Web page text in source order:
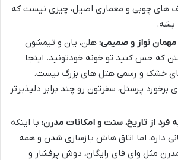
های چوبی و معماری اصیل، چیزی نیست که
بشه.
مهمان نواز و صمیمی: هلن، یان و تیمشون
که حس کنید تو خونه خودتونید. اینجا
خشک و رسمی هتل های بزرگ نیست.
پرسنل، سفرتون رو چند برابر دلپذیرتر
فرد از تاریخ، سنت و امکانات مدرن: با اینکه
داره، اما اتاق هاش بازسازی شدن و همه
مثل وای فای رایگان، دوش پرفشار و